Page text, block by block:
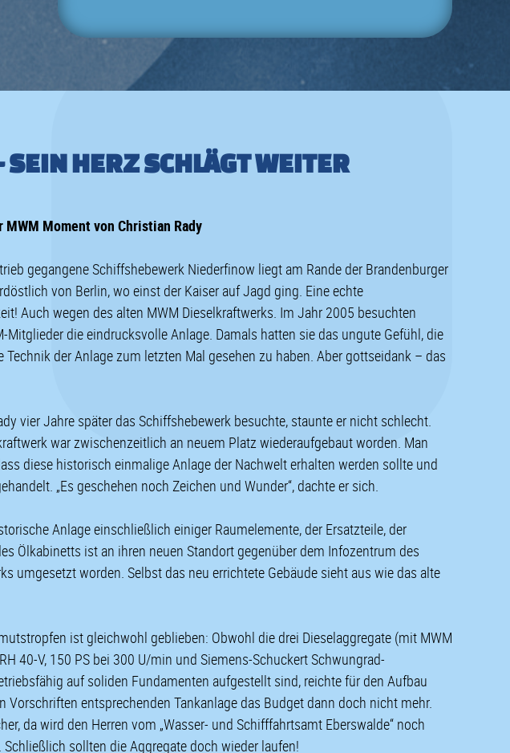
HERZ SCHLÄGT WEITER
MWM Moment von Christian Rady
gegangene Schiffshebewerk Niederfinow liegt am Rande der Brandenburger
von Berlin, wo einst der Kaiser auf Jagd ging. Eine echte
Auch wegen des alten MWM Dieselkraftwerks. Im Jahr 2005 besuchten
Mitglieder die eindrucksvolle Anlage. Damals hatten sie das ungute Gefühl, die
Technik der Anlage zum letzten Mal gesehen zu haben. Aber gottseidank – das
vier Jahre später das Schiffshebewerk besuchte, staunte er nicht schlecht.
war zwischenzeitlich an neuem Platz wiederaufgebaut worden. Man
diese historisch einmalige Anlage der Nachwelt erhalten werden sollte und
„Es geschehen noch Zeichen und Wunder“, dachte er sich.
Anlage einschließlich einiger Raumelemente, der Ersatzteile, der
Ölkabinetts ist an ihren neuen Standort gegenüber dem Infozentrum des
umgesetzt worden. Selbst das neu errichtete Gebäude sieht aus wie das alte
ist gleichwohl geblieben: Obwohl die drei Dieselaggregate (mit MWM
40-V, 150 PS bei 300 U/min und Siemens-Schuckert Schwungrad-
auf soliden Fundamenten aufgestellt sind, reichte für den Aufbau
Vorschriften entsprechenden Tankanlage das Budget dann doch nicht mehr.
da wird den Herren vom „Wasser- und Schifffahrtsamt Eberswalde“ noch
sollten die Aggregate doch wieder laufen!